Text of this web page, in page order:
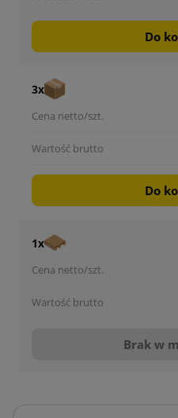
Do
3x
Do
1x
Brak w